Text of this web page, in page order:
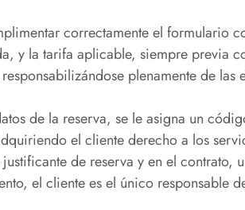
correctamente el formulario
y la tarifa aplicable, siempre
plenamente de
de la reserva, se le asigna un
el cliente derecho a los
de reserva y en el contrato,
el cliente es el único responsable